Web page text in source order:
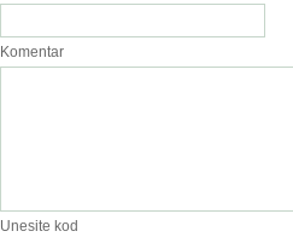
Komentar
Unesite kod